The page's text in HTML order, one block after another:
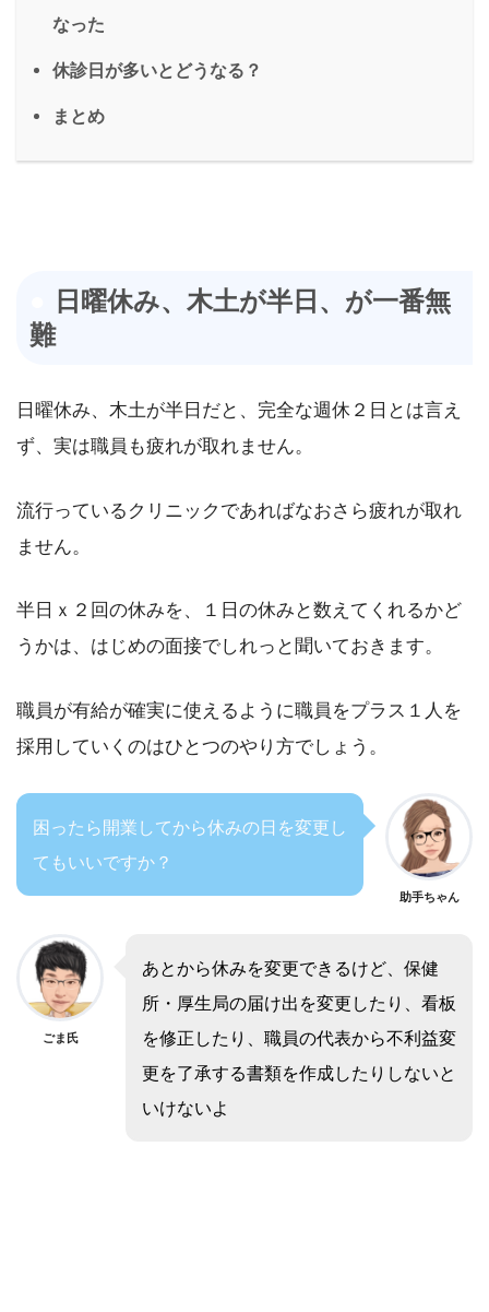
なった
休診日が多いとどうなる？
まとめ
日曜休み、木土が半日、が一番無
難
日曜休み、木土が半日だと、完全な週休２日とは言え
ず、実は職員も疲れが取れません。
流行っているクリニックであればなおさら疲れが取れ
ません。
半日ｘ２回の休みを、１日の休みと数えてくれるかど
うかは、はじめの面接でしれっと聞いておきます。
職員が有給が確実に使えるように職員をプラス１人を
採用していくのはひとつのやり方でしょう。
困ったら開業してから休みの日を変更し
てもいいですか？
助手ちゃん
ごま氏
あとから休みを変更できるけど、保健
所・厚生局の届け出を変更したり、看板
を修正したり、職員の代表から不利益変
更を了承する書類を作成したりしないと
いけないよ